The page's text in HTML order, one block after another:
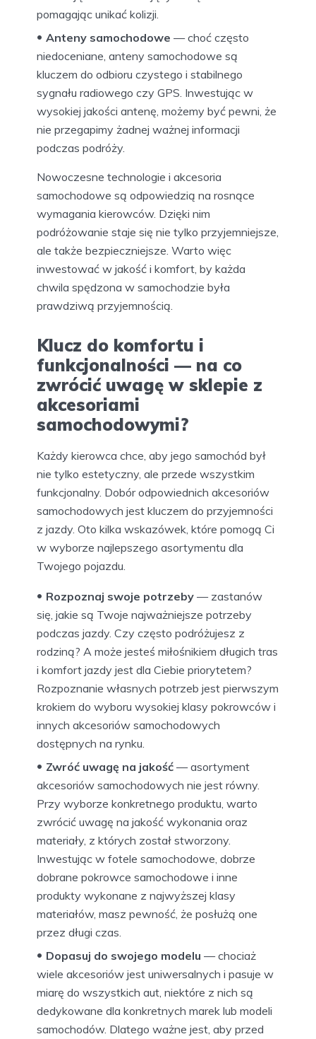
pomagając unikać kolizji.
Anteny samochodowe — choć często
niedoceniane, anteny samochodowe są
kluczem do odbioru czystego i stabilnego
sygnału radiowego czy GPS. Inwestując w
wysokiej jakości antenę, możemy być pewni, że
nie przegapimy żadnej ważnej informacji
podczas podróży.
Nowoczesne technologie i akcesoria
samochodowe są odpowiedzią na rosnące
wymagania kierowców. Dzięki nim
podróżowanie staje się nie tylko przyjemniejsze,
ale także bezpieczniejsze. Warto więc
inwestować w jakość i komfort, by każda
chwila spędzona w samochodzie była
prawdziwą przyjemnością.
Klucz do komfortu i
funkcjonalności — na co
zwrócić uwagę w sklepie z
akcesoriami
samochodowymi?
Każdy kierowca chce, aby jego samochód był
nie tylko estetyczny, ale przede wszystkim
funkcjonalny. Dobór odpowiednich akcesoriów
samochodowych jest kluczem do przyjemności
z jazdy. Oto kilka wskazówek, które pomogą Ci
w wyborze najlepszego asortymentu dla
Twojego pojazdu.
Rozpoznaj swoje potrzeby — zastanów
się, jakie są Twoje najważniejsze potrzeby
podczas jazdy. Czy często podróżujesz z
rodziną? A może jesteś miłośnikiem długich tras
i komfort jazdy jest dla Ciebie priorytetem?
Rozpoznanie własnych potrzeb jest pierwszym
krokiem do wyboru wysokiej klasy pokrowców i
innych akcesoriów samochodowych
dostępnych na rynku.
Zwróć uwagę na jakość — asortyment
akcesoriów samochodowych nie jest równy.
Przy wyborze konkretnego produktu, warto
zwrócić uwagę na jakość wykonania oraz
materiały, z których został stworzony.
Inwestując w fotele samochodowe, dobrze
dobrane pokrowce samochodowe i inne
produkty wykonane z najwyższej klasy
materiałów, masz pewność, że posłużą one
przez długi czas.
Dopasuj do swojego modelu — chociaż
wiele akcesoriów jest uniwersalnych i pasuje w
miarę do wszystkich aut, niektóre z nich są
dedykowane dla konkretnych marek lub modeli
samochodów. Dlatego ważne jest, aby przed